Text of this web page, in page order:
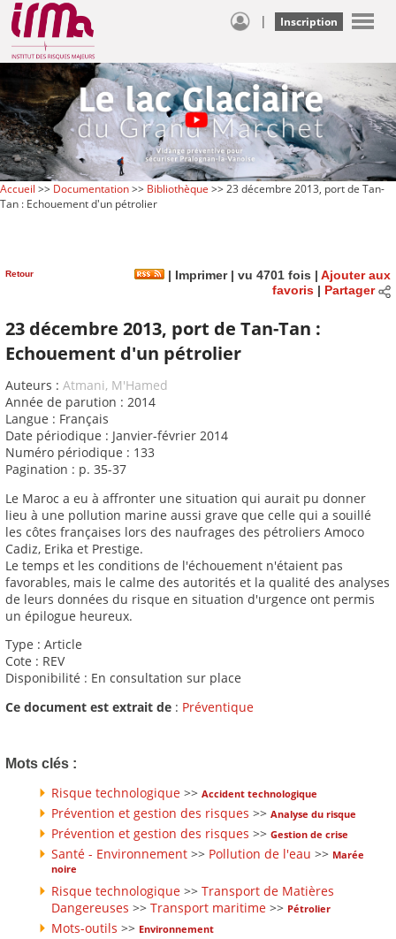
| Inscription
Accueil >> Documentation>> Bibliothèque >> 23 décembre 2013, port de Tan-
Tan : Echouement d'un pétrolier
Retour | Imprimer| vu 4701 fois | Ajouter aux
favoris| Partager
23 décembre 2013, port de Tan-Tan :
Echouement d'un pétrolier
Auteurs : Atmani, M'Hamed
Année de parution : 2014
Langue : Français
Date périodique : Janvier-février 2014
Numéro périodique : 133
Pagination : p. 35-37
Le Maroc a eu à affronter une situation qui aurait pu donner
lieu à une pollution marine aussi grave que celle qui a souillé
les côtes françaises lors des naufrages des pétroliers Amoco
Cadiz, Erika et Prestige.
Le temps et les conditions de l'échouement n'étaient pas
favorables, mais le calme des autorités et la qualité des analyses
de leurs données du risque en situation d'urgence ont permis
un épilogue heureux.
Type : Article
Cote : REV
Disponibilité : En consultation sur place
Ce document est extrait de : Préventique
Mots clés :
Risque technologique >> Accident technologique
Prévention et gestion des risques >> Analyse du risque
Prévention et gestion des risques >> Gestion de crise
Santé - Environnement >> Pollution de l'eau >> Marée
noire
Risque technologique >> Transport de Matières
Dangereuses >> Transport maritime >> Pétrolier
Mots-outils >> Environnement